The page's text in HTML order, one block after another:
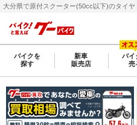
バイクを
探す
新車
販売店
バイ
売